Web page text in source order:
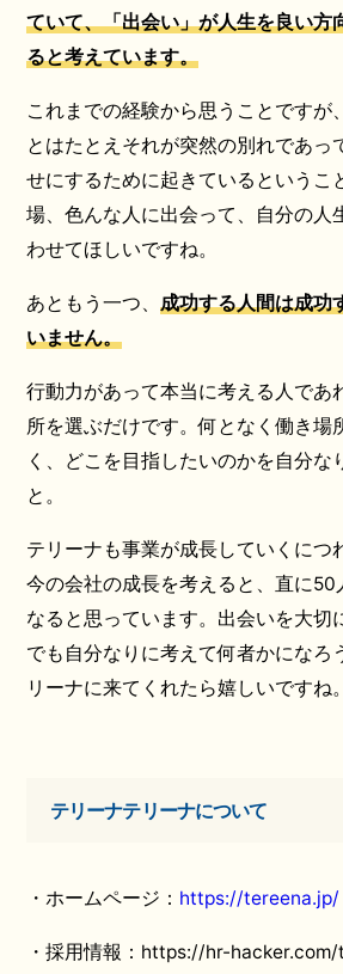
ていて、「出会い」が人生を良い方
ると考えています。
これまでの経験から思うことですが
とはたとえそれが突然の別れであっ
せにするために起きているというこ
場、色んな人に出会って、自分の人
わせてほしいですね。
あともう一つ、 成功する人間は成功
いません。
行動力があって本当に考える人であ
所を選ぶだけです。何となく働き場
く、どこを目指したいのかを自分な
と。
テリーナも事業が成長していくにつ
今の会社の成長を考えると、直に50
なると思っています。出会いを大切
でも自分なりに考えて何者かになろ
リーナに来てくれたら嬉しいですね。
テリーナテリーナについて
・ホームページ： https://tereena.jp/
・採用情報：https://hr-